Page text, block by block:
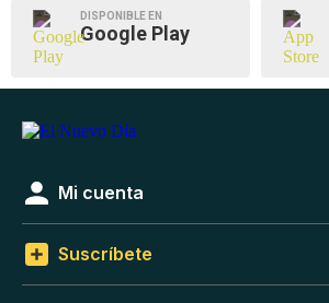
DISPONIBLE EN
Google Play
Mi cuenta
Suscríbete